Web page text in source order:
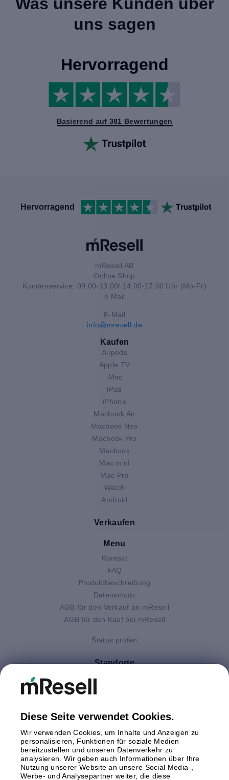
uns sagen
Hervorragend
Basierend auf 381 Bewertungen
Hervorragend
mResell AB
Online Shop
Kundenservice: 09:00-13:00/ 14:00-17:00 Uhr (Mo-Fr)
e-Mail
E-Mail
info@mresell.de
Kaufen
Airpods
Apple TV
iMac
iPad
iPhone
Macbook Air
Macbook Neo
Macbook Pro
Macbook
Mac mini
Mac Pro
Watch
Android
Verkaufen
Menu
Kontakt
FAQ
Produktbeschreibung
Datenschutz
AGB für den Verkauf an mResell
AGB für den Kauf bei mResell
Status prüfen
Standorte
Deutschland
Italien
Polen
Schweden
Spanien
Österreich
Diese Seite verwendet Cookies.
Wir verwenden Cookies, um Inhalte und Anzeigen zu
personalisieren, Funktionen für soziale Medien
bereitzustellen und unseren Datenverkehr zu
analysieren. Wir geben auch Informationen über Ihre
Nutzung unserer Website an unsere Social Media-,
Werbe- und Analysepartner weiter, die diese